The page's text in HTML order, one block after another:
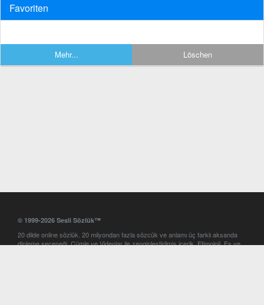
Favoriten
Mehr... Löschen
© 1999-2026 Sesli Sözlük™
20 dilde online sözlük. 20 milyondan fazla sözcük ve anlamı üç farklı aksanda
dinleme seçeneği. Cümle ve Videolar ile zenginleştirilmiş içerik. Etimoloji, Eş ve